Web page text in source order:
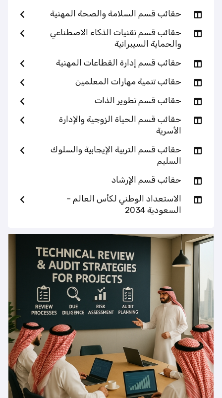
حقائب قسم السلامة والصحة المهنية
حقائب قسم تقنيات الذكاء الاصطناعي
والحماية السيبرانية
حقائب قسم إدارة القطاعات المهنية
حقائب تنمية مهارات المعلمين
حقائب قسم تطوير الذات
حقائب قسم الحياة الزوجية والإدارة
الأسرية
حقائب قسم التربية الإيجابية والسلوك
السليم
حقائب قسم الإرشاد
الاستعداد الوطني لكأس العالم –
السعودية 2034